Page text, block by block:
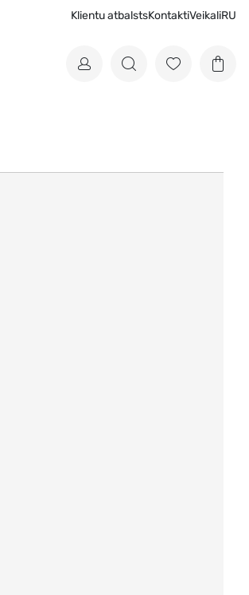
Klientu atbalstsKontaktiVeikaliRU